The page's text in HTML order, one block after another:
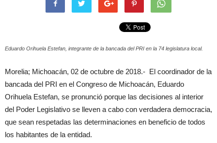
Eduardo Orihuela Estefan, integrante de la bancada del PRI en la 74 legislatura local.
Morelia; Michoacán, 02 de octubre de 2018.- El coordinador de la
bancada del PRI en el Congreso de Michoacán, Eduardo
Orihuela Estefan, se pronunció porque las decisiones al interior
del Poder Legislativo se lleven a cabo con verdadera democracia,
que sean respetadas las determinaciones en beneficio de todos
los habitantes de la entidad.